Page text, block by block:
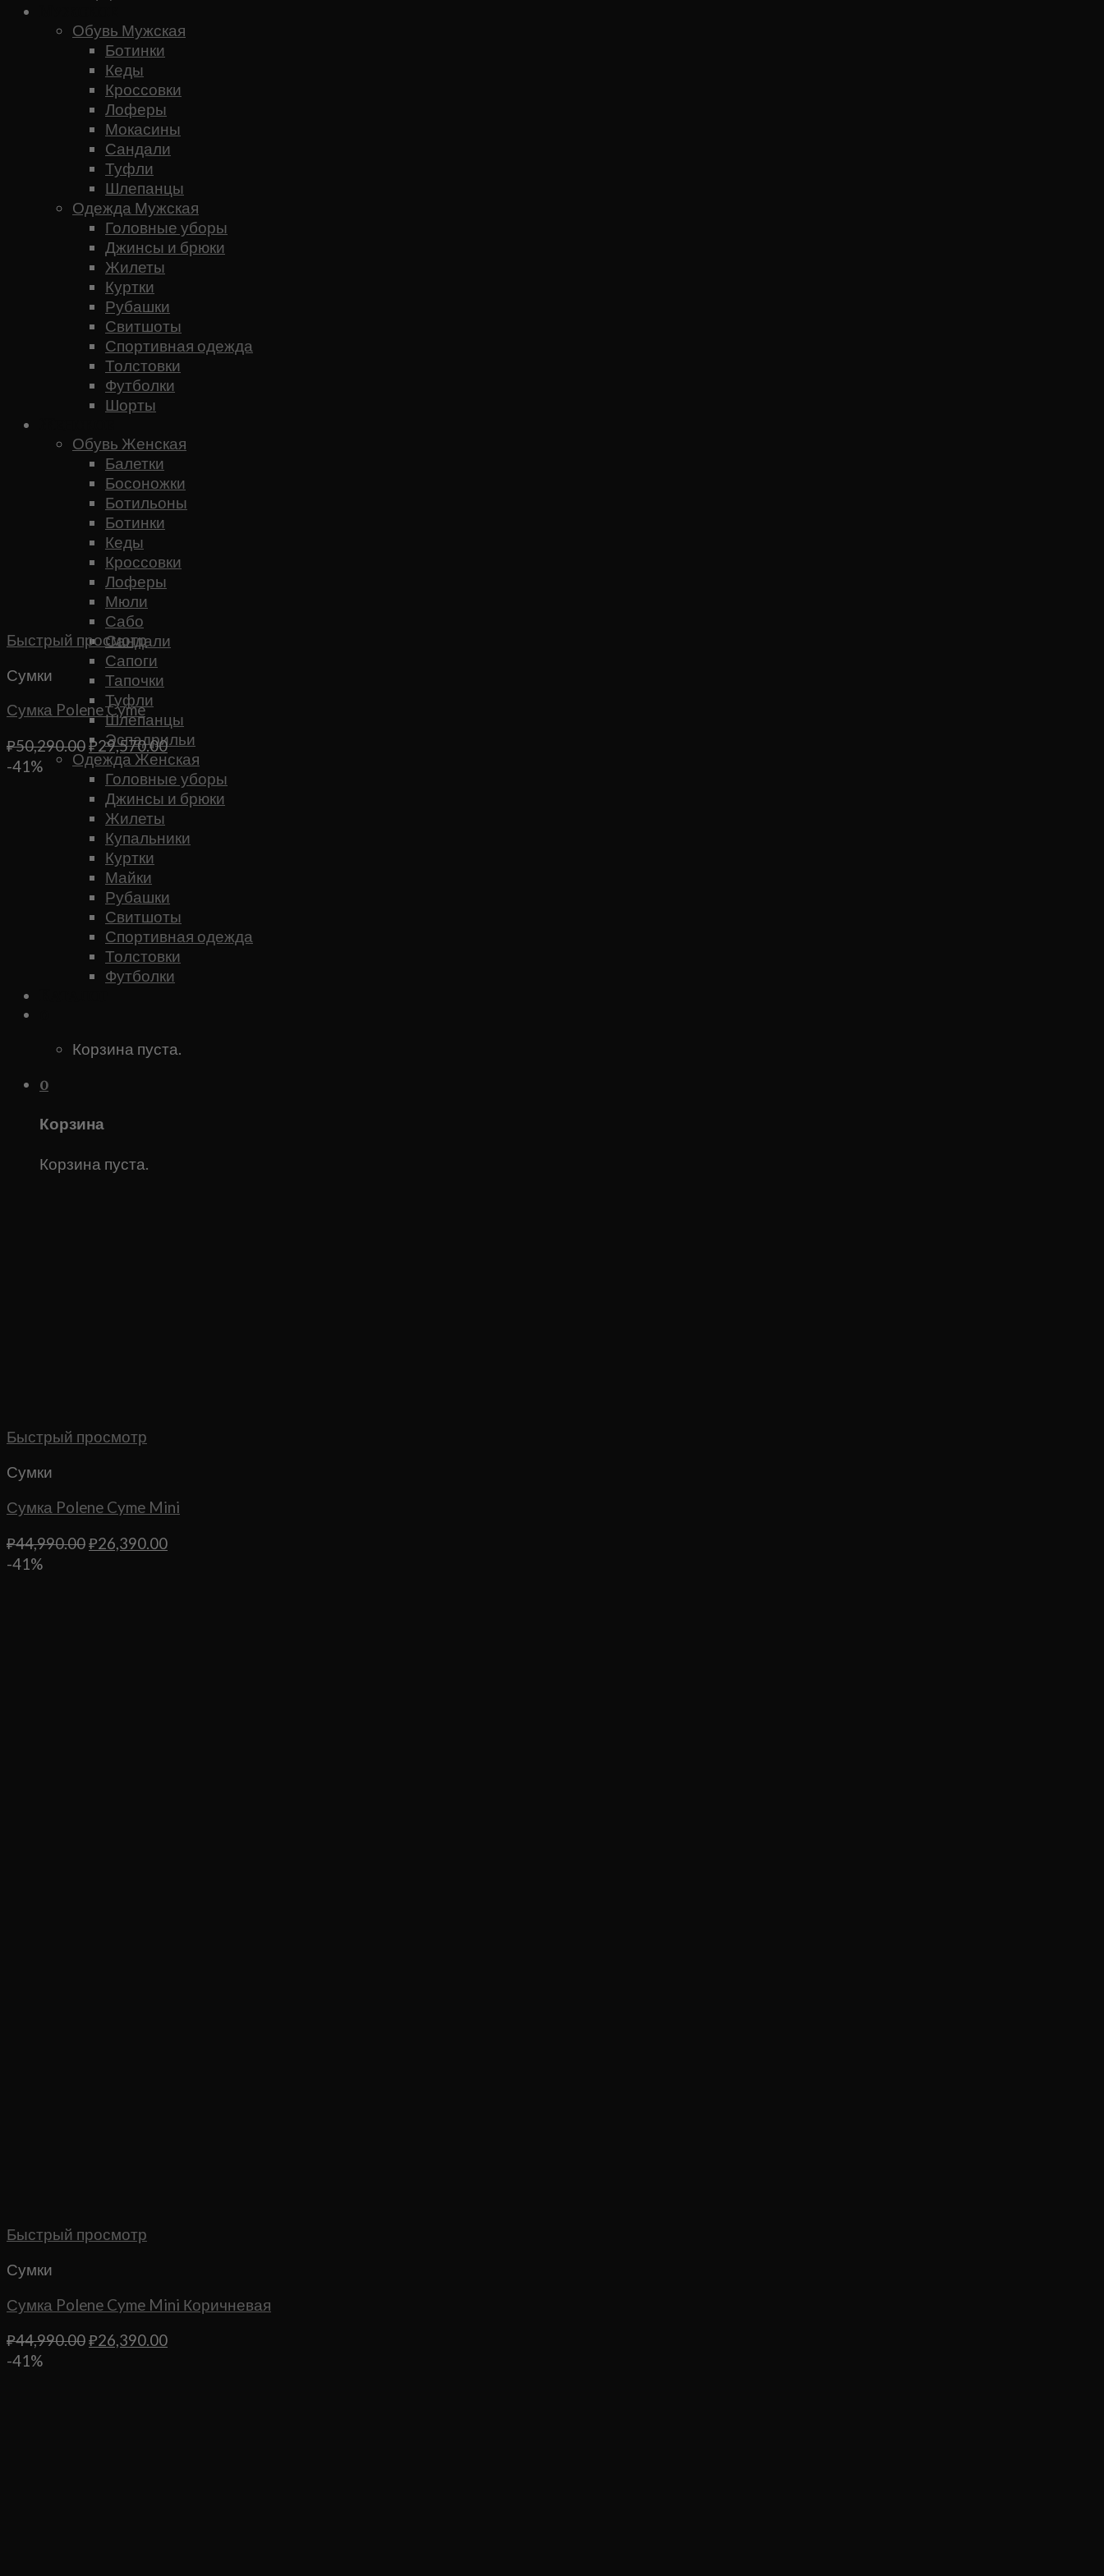
Обувь Мужская
Ботинки
Кеды
Кроссовки
Лоферы
Мокасины
Сандали
Туфли
Шлепанцы
Одежда Мужская
Головные уборы
Джинсы и брюки
Жилеты
Куртки
Рубашки
Свитшоты
Спортивная одежда
Толстовки
Футболки
Шорты
Обувь Женская
Балетки
Босоножки
Ботильоны
Ботинки
Кеды
Кроссовки
Лоферы
Мюли
Сабо
Сандали
Сапоги
Тапочки
Туфли
Шлепанцы
Эспадрильи
Одежда Женская
Головные уборы
Джинсы и брюки
Жилеты
Купальники
Куртки
Майки
Рубашки
Свитшоты
Спортивная одежда
Толстовки
Футболки
Корзина пуста.
0
Корзина
Корзина пуста.
Быстрый просмотр
Сумки
Сумка Polene Cyme
₽50,290.00Первоначальная
цена
составляла
₽50,290.00.
₽29,570.00Текущая
цена:
₽29,570.00.
-41%
Быстрый просмотр
Сумки
Сумка Polene Cyme Mini
₽44,990.00Первоначальная
₽26,390.00Текущая
-41%
Быстрый просмотр
Сумки
Сумка Polene Cyme Mini Коричневая
₽44,990.00Первоначальная
₽26,390.00Текущая
-41%